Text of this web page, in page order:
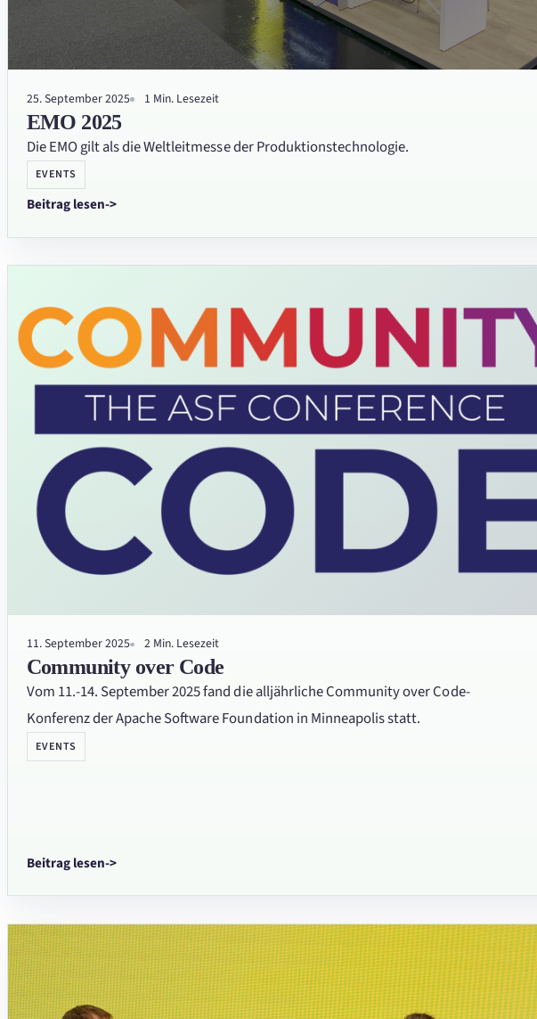
25. September 2025 1 Min. Lesezeit
EMO 2025
Die EMO gilt als die Weltleitmesse der Produktionstechnologie.
EVENTS
Beitrag lesen
11. September 2025 2 Min. Lesezeit
Community over Code
Vom 11.-14. September 2025 fand die alljährliche Community over Code-
Konferenz der Apache Software Foundation in Minneapolis statt.
EVENTS
Beitrag lesen